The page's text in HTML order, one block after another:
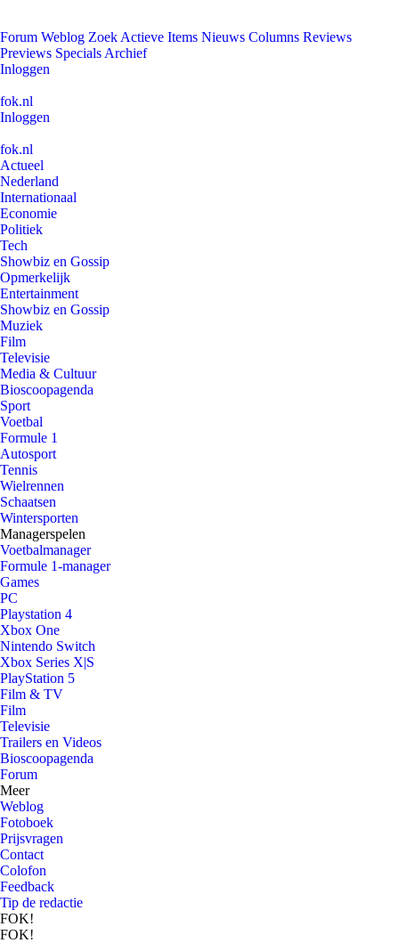
Forum Weblog Zoek Actieve Items Nieuws Columns Reviews
Previews Specials Archief
Inloggen
fok.nl
Inloggen
fok.nl
Actueel
Nederland
Internationaal
Economie
Politiek
Tech
Showbiz en Gossip
Opmerkelijk
Entertainment
Showbiz en Gossip
Muziek
Film
Televisie
Media & Cultuur
Bioscoopagenda
Sport
Voetbal
Formule 1
Autosport
Tennis
Wielrennen
Schaatsen
Wintersporten
Managerspelen
Voetbalmanager
Formule 1-manager
Games
PC
Playstation 4
Xbox One
Nintendo Switch
Xbox Series X|S
PlayStation 5
Film & TV
Film
Televisie
Trailers en Videos
Bioscoopagenda
Forum
Meer
Weblog
Fotoboek
Prijsvragen
Contact
Colofon
Feedback
Tip de redactie
FOK!
FOK!